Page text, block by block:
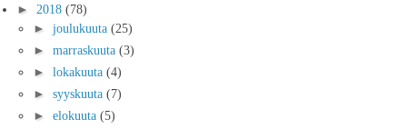
► 2018 (78)
► joulukuuta (25)
► marraskuuta (3)
► lokakuuta (4)
► syyskuuta (7)
► elokuuta (5)